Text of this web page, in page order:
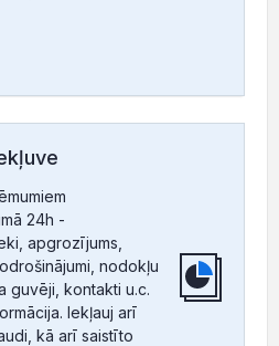
24h -
apgrozījums,
nodokļu
guvēji, kontakti u.c.
Iekļauj arī
kā arī saistīto